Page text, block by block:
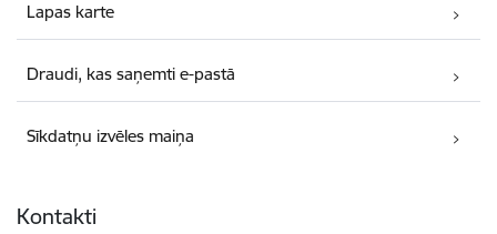
Lapas karte
Draudi, kas saņemti e-pastā
Sīkdatņu izvēles maiņa
Kontakti